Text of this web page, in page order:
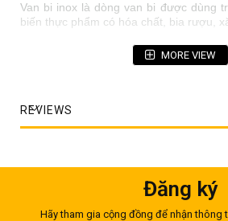
Van bi inox là dòng van bi được dùng
biến thực phẩm có hóa chất, bia rượu,
MORE VIEW
REVIEWS
Đăng ký
Hãy tham gia cộng đồng để nhận thông